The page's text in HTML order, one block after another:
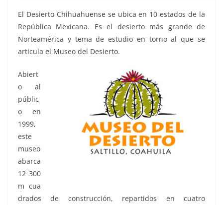
El Desierto Chihuahuense se ubica en 10 estados de la
República Mexicana. Es el desierto más grande de
Norteamérica y tema de estudio en torno al que se
articula el Museo del Desierto.
Abiert
o al
públic
o en
1999,
este
museo
abarca
12 300
m cua
drados de construcción, repartidos en cuatro